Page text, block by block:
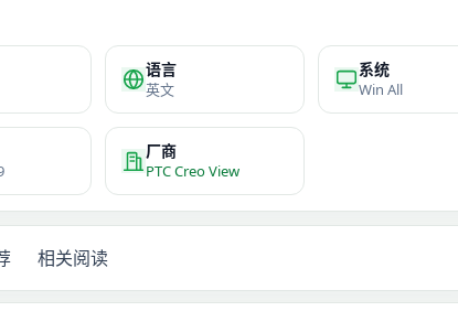
语言
英文
系统
Win All
厂商
PTC Creo View
相关阅读